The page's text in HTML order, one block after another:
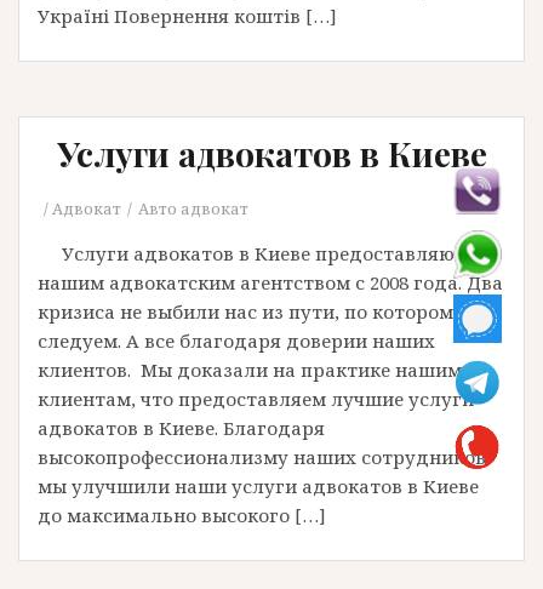
Україні Повернення коштів […]
Услуги адвокатов в Киеве
Адвокат Авто адвокат
Услуги адвокатов в Киеве предоставляются
нашим адвокатским агентством с 2008 года. Два
кризиса не выбили нас из пути, по которому мы
следуем. А все благодаря доверии наших
клиентов. Мы доказали на практике нашим
клиентам, что предоставляем лучшие услуги
адвокатов в Киеве. Благодаря
высокопрофессионализму наших сотрудников
мы улучшили наши услуги адвокатов в Киеве
до максимально высокого […]